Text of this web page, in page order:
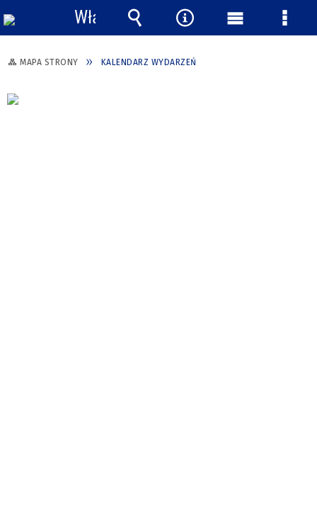
MAPA STRONY KALENDARZ WYDARZEŃ
Włącz
powiadomienia
Wyszukiwarka
Narzędzia
Menu Menu